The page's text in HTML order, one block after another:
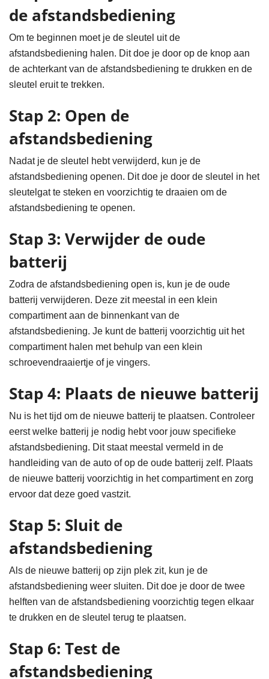
de afstandsbediening
Om te beginnen moet je de sleutel uit de
afstandsbediening halen. Dit doe je door op de knop aan
de achterkant van de afstandsbediening te drukken en de
sleutel eruit te trekken.
Stap 2: Open de
afstandsbediening
Nadat je de sleutel hebt verwijderd, kun je de
afstandsbediening openen. Dit doe je door de sleutel in het
sleutelgat te steken en voorzichtig te draaien om de
afstandsbediening te openen.
Stap 3: Verwijder de oude
batterij
Zodra de afstandsbediening open is, kun je de oude
batterij verwijderen. Deze zit meestal in een klein
compartiment aan de binnenkant van de
afstandsbediening. Je kunt de batterij voorzichtig uit het
compartiment halen met behulp van een klein
schroevendraaiertje of je vingers.
Stap 4: Plaats de nieuwe batterij
Nu is het tijd om de nieuwe batterij te plaatsen. Controleer
eerst welke batterij je nodig hebt voor jouw specifieke
afstandsbediening. Dit staat meestal vermeld in de
handleiding van de auto of op de oude batterij zelf. Plaats
de nieuwe batterij voorzichtig in het compartiment en zorg
ervoor dat deze goed vastzit.
Stap 5: Sluit de
afstandsbediening
Als de nieuwe batterij op zijn plek zit, kun je de
afstandsbediening weer sluiten. Dit doe je door de twee
helften van de afstandsbediening voorzichtig tegen elkaar
te drukken en de sleutel terug te plaatsen.
Stap 6: Test de
afstandsbediening